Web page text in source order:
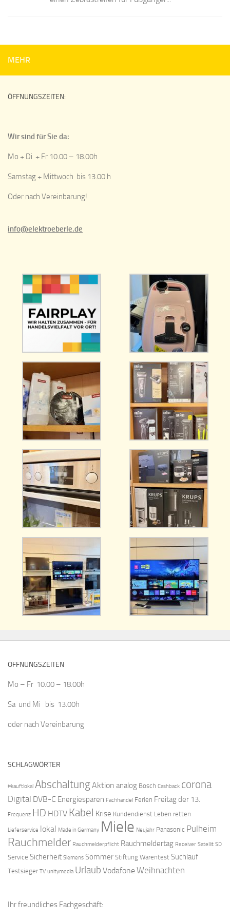
MEHR
ÖFFNUNGSZEITEN:
Wir sind für Sie da:
Mo + Di + Fr 10.00 – 18.00h
Samstag + Mittwoch bis 13.00.h
Oder nach Vereinbarung!
info@elektroeberle.de
ÖFFNUNGSZEITEN
Mo – Fr 10.00 – 18.00h
Sa und Mi bis 13.00h
oder nach Vereinbarung
SCHLAGWÖRTER
#kauftlokal AbschaltungAktion analog Bosch Cashback corona
Digital DVB-C Energiesparen Fachhandel Ferien Freitag der 13.
Frequenz HD HDTV Kabel Krise Kundendienst Leben retten
Lieferservice lokal Made in Germany Miele Neujahr Panasonic Pulheim
Rauchmelder Rauchmelderpflicht Rauchmeldertag Receiver Satellit SD
Service Sicherheit Siemens Sommer Stiftung Warentest Suchlauf
Testsieger TV unitymedia Urlaub VodafoneWeihnachten
Ihr freundliches Fachgeschäft: